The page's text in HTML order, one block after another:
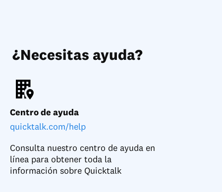
¿Necesitas ayuda?
Centro de ayuda
quicktalk.com/help
Consulta nuestro centro de ayuda en
línea para obtener toda la
información sobre Quicktalk